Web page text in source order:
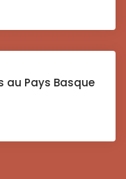
au Pays Basque